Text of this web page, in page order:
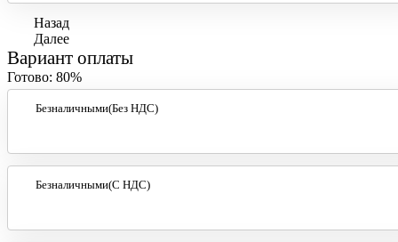
Назад
Далее
Вариант оплаты
Готово: 80%
Безналичными(Без НДС)
Безналичными(С НДС)